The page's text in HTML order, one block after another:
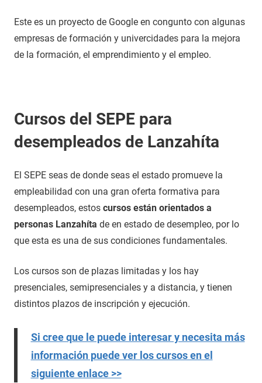
Este es un proyecto de Google en congunto con algunas
empresas de formación y univercidades para la mejora
de la formación, el emprendimiento y el empleo.
Cursos del SEPE para
desempleados de Lanzahíta
El SEPE seas de donde seas el estado promueve la
empleabilidad con una gran oferta formativa para
desempleados, estos cursos están orientados a
personas Lanzahíta de en estado de desempleo, por lo
que esta es una de sus condiciones fundamentales.
Los cursos son de plazas limitadas y los hay
presenciales, semipresenciales y a distancia, y tienen
distintos plazos de inscripción y ejecución.
Si cree que le puede interesar y necesita más
información puede ver los cursos en el
siguiente enlace >>